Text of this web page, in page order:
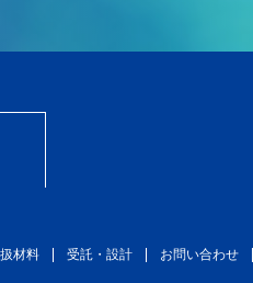
材料 受託・設計 お問い合わせ